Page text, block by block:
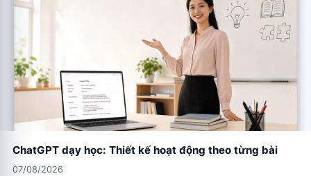
ChatGPT dạy học: Thiết kế hoạt động theo từng bài
07/08/2026